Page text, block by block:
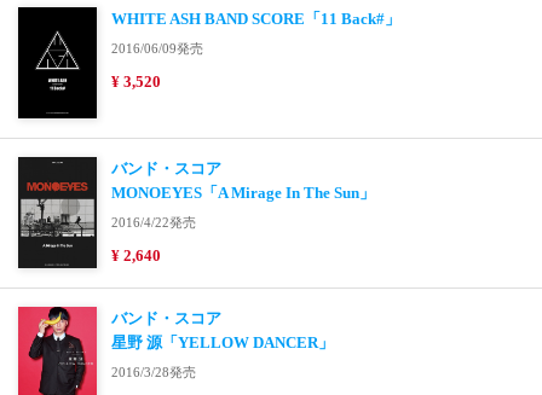
WHITE ASH BAND SCORE「11 Back#」
2016/06/09発売
¥ 3,520
バンド・スコア
MONOEYES「A Mirage In The Sun」
2016/4/22発売
¥ 2,640
バンド・スコア
星野 源「YELLOW DANCER」
2016/3/28発売